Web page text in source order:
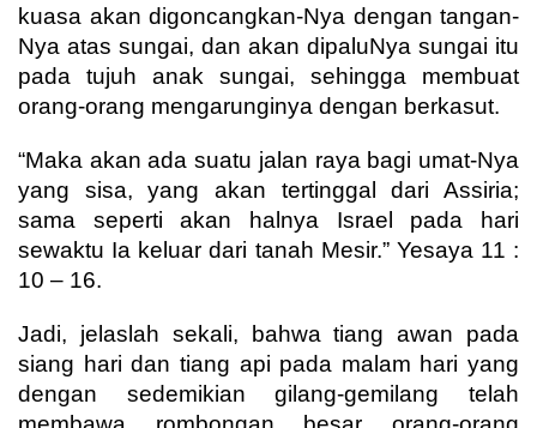
kuasa akan digoncangkan-Nya dengan tangan-
Nya atas sungai, dan akan dipaluNya sungai itu
pada tujuh anak sungai, sehingga membuat
orang-orang mengarunginya dengan berkasut.
“Maka akan ada suatu jalan raya bagi umat-Nya
yang sisa, yang akan tertinggal dari Assiria;
sama seperti akan halnya Israel pada hari
sewaktu Ia keluar dari tanah Mesir.” Yesaya 11 :
10 – 16.
Jadi, jelaslah sekali, bahwa tiang awan pada
siang hari dan tiang api pada malam hari yang
dengan sedemikian gilang-gemilang telah